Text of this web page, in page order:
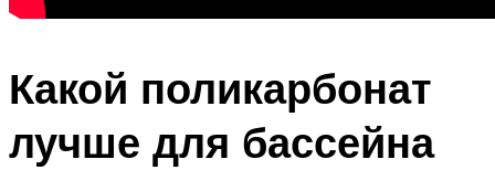
Какой поликарбонат
лучше для бассейна